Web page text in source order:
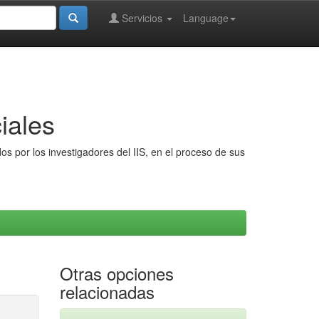
Language
Servicios
por los investigadores del IIS, en el proceso de sus
Otras opciones
relacionadas